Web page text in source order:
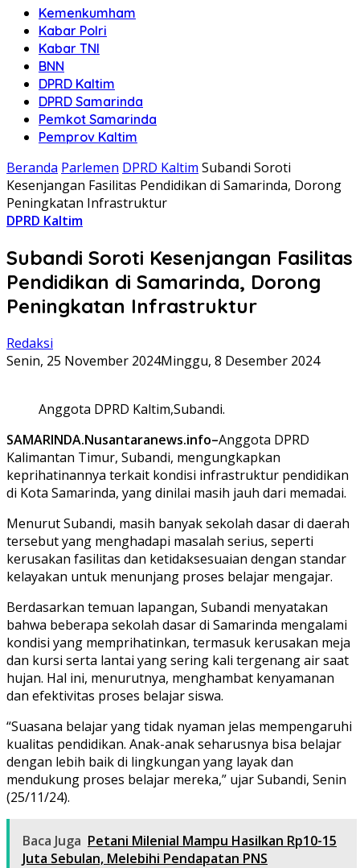
Kemenkumham
Kabar Polri
Kabar TNI
BNN
DPRD Kaltim
DPRD Samarinda
Pemkot Samarinda
Pemprov Kaltim
Beranda Parlemen DPRD Kaltim Subandi Soroti
Kesenjangan Fasilitas Pendidikan di Samarinda, Dorong
Peningkatan Infrastruktur
DPRD Kaltim
Subandi Soroti Kesenjangan Fasilitas
Pendidikan di Samarinda, Dorong
Peningkatan Infrastruktur
Redaksi
Senin, 25 November 2024Minggu, 8 Desember 2024
Anggota DPRD Kaltim,Subandi.
SAMARINDA.Nusantaranews.info–Anggota DPRD
Kalimantan Timur, Subandi, mengungkapkan
keprihatinannya terkait kondisi infrastruktur pendidikan
di Kota Samarinda, yang dinilai masih jauh dari memadai.
Menurut Subandi, masih banyak sekolah dasar di daerah
tersebut yang menghadapi masalah serius, seperti
kerusakan fasilitas dan ketidaksesuaian dengan standar
kelayakan untuk menunjang proses belajar mengajar.
Berdasarkan temuan lapangan, Subandi menyatakan
bahwa beberapa sekolah dasar di Samarinda mengalami
kondisi yang memprihatinkan, termasuk kerusakan meja
dan kursi serta lantai yang sering kali tergenang air saat
hujan. Hal ini, menurutnya, menghambat kenyamanan
dan efektivitas proses belajar siswa.
“Suasana belajar yang tidak nyaman jelas mempengaruhi
kualitas pendidikan. Anak-anak seharusnya bisa belajar
dengan lebih baik di lingkungan yang layak dan
mendukung proses belajar mereka,” ujar Subandi, Senin
(25/11/24).
Baca Juga Petani Milenial Mampu Hasilkan Rp10-15
Juta Sebulan, Melebihi Pendapatan PNS